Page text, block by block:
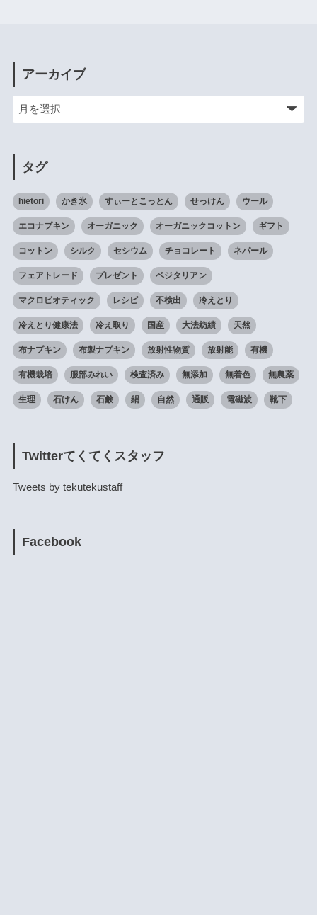
アーカイブ
タグ
hietori かき氷 すぃーとこっとん せっけん ウール
エコナプキン オーガニック オーガニックコットン ギフト
コットン シルク セシウム チョコレート ネパール
フェアトレード プレゼント ベジタリアン
マクロビオティック レシピ 不検出 冷えとり
冷えとり健康法 冷え取り 国産 大法紡績 天然
布ナプキン 布製ナプキン 放射性物質 放射能 有機
有機栽培 服部みれい 検査済み 無添加 無着色 無農薬
生理 石けん 石鹸 絹 自然 通販 電磁波 靴下
Twitterてくてくスタッフ
Tweets by tekutekustaff
Facebook